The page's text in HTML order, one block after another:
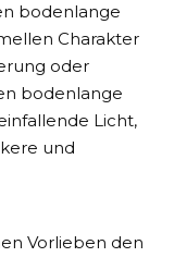
bodenlange
Charakter
oder
bodenlange
Licht,
und
Vorlieben den